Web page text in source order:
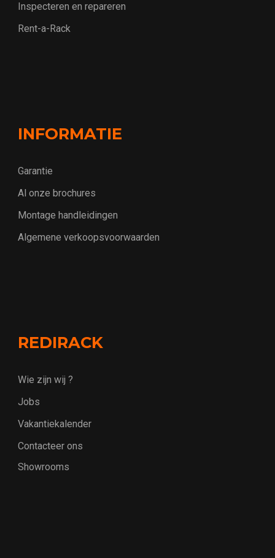
Inspecteren en repareren
Rent-a-Rack
INFORMATIE
Garantie
Al onze brochures
Montage handleidingen
Algemene verkoopsvoorwaarden
REDIRACK
Wie zijn wij ?
Jobs
Vakantiekalender
Contacteer ons
Showrooms